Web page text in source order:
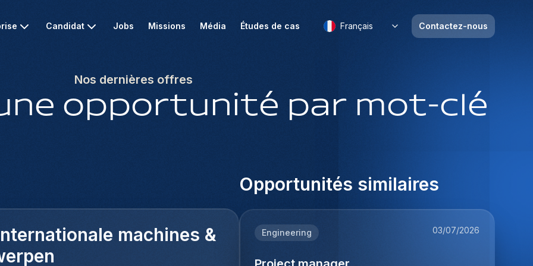
Candidat Jobs Missions Média Études de cas Français Contactez-nous
Nos dernières offres
opportunité par mot-clé
machines &
Opportunités similaires
Engineering 03/07/2026